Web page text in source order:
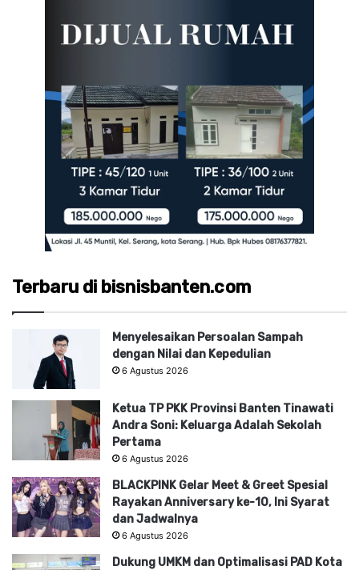
Terbaru di bisnisbanten.com
Menyelesaikan Persoalan Sampah
dengan Nilai dan Kepedulian
6 Agustus 2026
Ketua TP PKK Provinsi Banten Tinawati
Andra Soni: Keluarga Adalah Sekolah
Pertama
6 Agustus 2026
BLACKPINK Gelar Meet & Greet Spesial
Rayakan Anniversary ke-10, Ini Syarat
dan Jadwalnya
6 Agustus 2026
Dukung UMKM dan Optimalisasi PAD Kota